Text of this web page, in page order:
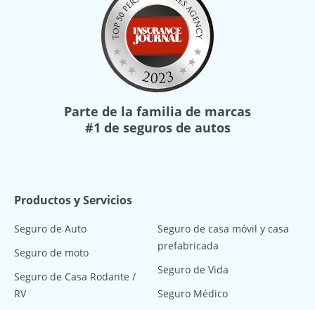
Parte de la familia de marcas
#1 de seguros de autos
Productos y Servicios
Seguro de Auto
Seguro de moto
Seguro de Casa Rodante /
RV
Seguro de casa móvil y casa
prefabricada
Seguro de Vida
Seguro Médico